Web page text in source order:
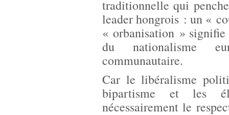
traditionnelle qui
leader hongrois : un «
« orbanisation »
du nationalisme
communautaire.
Car le libéralisme
bipartisme et les
nécessairement le